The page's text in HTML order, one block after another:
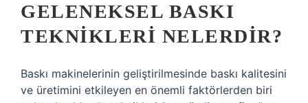
GELENEKSEL BASKI
TEKNIKLERI NELERDIR?
Baskı makinelerinin geliştirilmesinde baskı kalitesini
ve üretimini etkileyen en önemli faktörlerden biri